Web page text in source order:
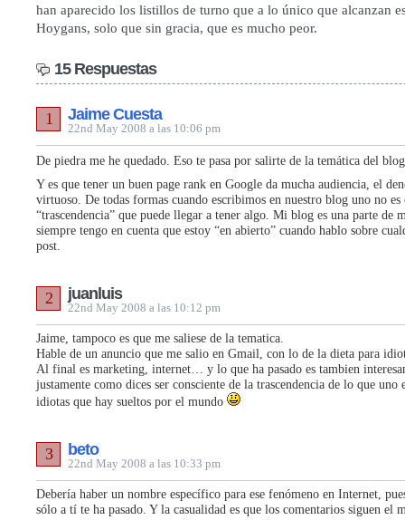
han aparecido los listillos de turno que a lo único que alcanzan
Hoygans, solo que sin gracia, que es mucho peor.
15 Respuestas
Jaime Cuesta
22nd May 2008 a las 10:06 pm
1
De piedra me he quedado. Eso te pasa por salirte de la temática del
Y es que tener un buen page rank en Google da mucha audiencia, el
virtuoso. De todas formas cuando escribimos en nuestro blog uno no es
“trascendencia” que puede llegar a tener algo. Mi blog es una parte de
siempre tengo en cuenta que estoy “en abierto” cuando hablo sobre
post.
juanluis
22nd May 2008 a las 10:12 pm
2
Jaime, tampoco es que me saliese de la tematica.
Hable de un anuncio que me salio en Gmail, con lo de la dieta para
Al final es marketing, internet… y lo que ha pasado es tambien
justamente como dices ser consciente de la trascendencia de lo que uno
idiotas que hay sueltos por el mundo
beto
22nd May 2008 a las 10:33 pm
3
Debería haber un nombre específico para ese fenómeno en Internet,
sólo a tí te ha pasado. Y la casualidad es que los comentarios siguen el